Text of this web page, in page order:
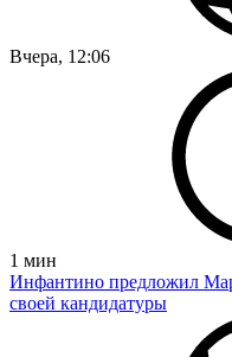
Вчера, 12:06
1 мин
Инфантино предложил
своей кандидатуры